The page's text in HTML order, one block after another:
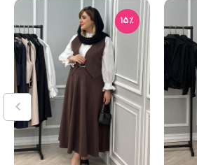
15٪